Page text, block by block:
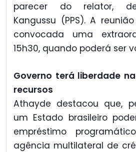
parecer do relator,
Kangussu (PPS). A
convocada uma
15h30, quando poderá ser
Governo terá liberdade
recursos
Athayde destacou que,
um Estado brasileiro
empréstimo
agência multilateral de